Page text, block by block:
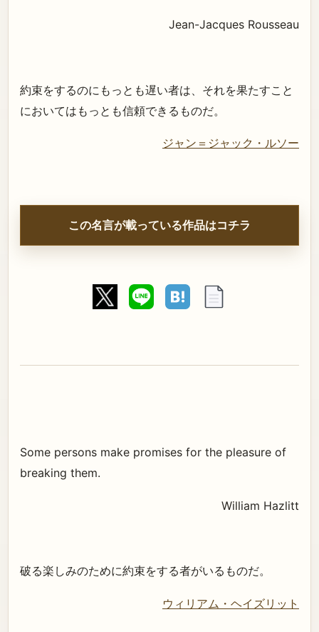
Jean-Jacques Rousseau
約束をするのにもっとも遅い者は、それを果たすこと
においてはもっとも信頼できるものだ。
ジャン＝ジャック・ルソー
この名言が載っている作品はコチラ
Some persons make promises for the pleasure of
breaking them.
William Hazlitt
破る楽しみのために約束をする者がいるものだ。
ウィリアム・ヘイズリット